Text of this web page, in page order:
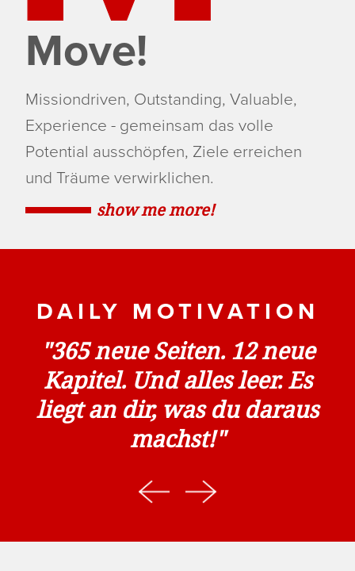
Move!
Missiondriven, Outstanding, Valuable,
Experience - gemeinsam das volle
Potential ausschöpfen, Ziele erreichen
und Träume verwirklichen.
show me more!
DAILY MOTIVATION
"365 neue Seiten. 12 neue
Kapitel. Und alles leer. Es
liegt an dir, was du daraus
machst!"